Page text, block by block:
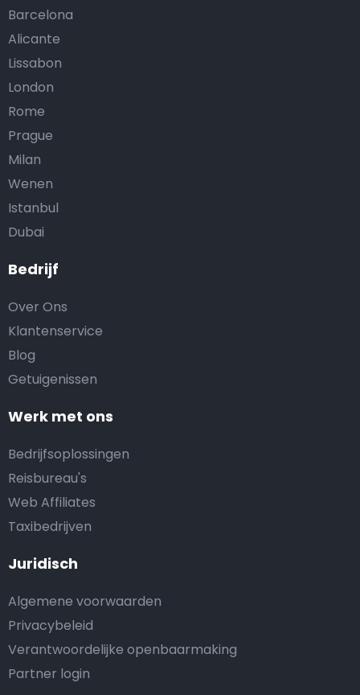
Bedrijf
Over Ons
Klantenservice
Blog
Getuigenissen
Werk met ons
Bedrijfsoplossingen
Reisbureau's
Web Affiliates
Taxibedrijven
Juridisch
Algemene voorwaarden
Privacybeleid
Verantwoordelijke openbaarmaking
Partner login
Barcelona
Alicante
Lissabon
London
Rome
Prague
Milan
Wenen
Istanbul
Dubai